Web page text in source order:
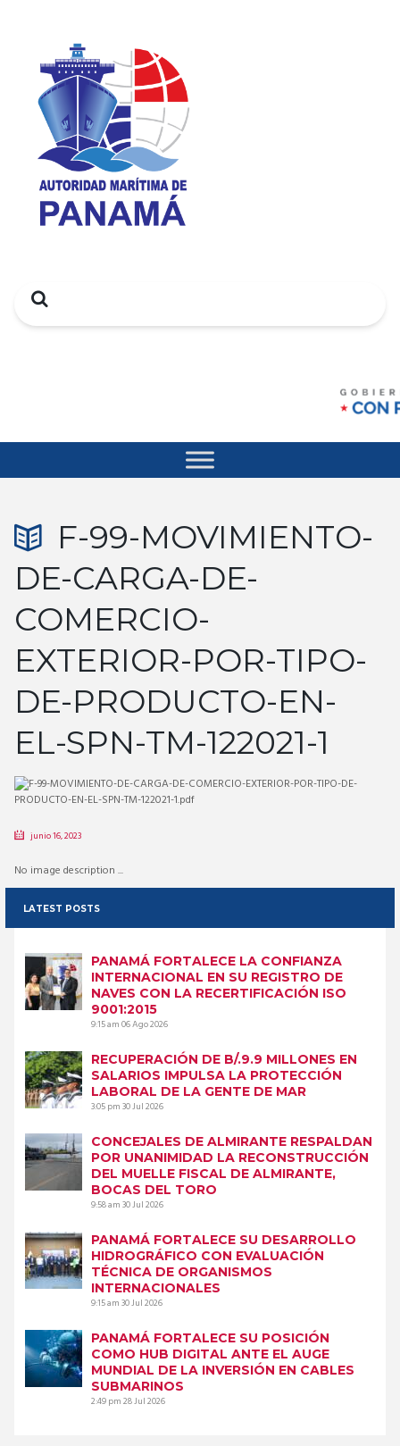
Search
F-99-MOVIMIENTO-
DE-CARGA-DE-
COMERCIO-
EXTERIOR-POR-TIPO-
DE-PRODUCTO-EN-
EL-SPN-TM-122021-1
junio 16, 2023
No image description ...
LATEST POSTS
PANAMÁ FORTALECE LA CONFIANZA
INTERNACIONAL EN SU REGISTRO DE
NAVES CON LA RECERTIFICACIÓN ISO
9001:2015
9:15 am06 Ago 2026
RECUPERACIÓN DE B/.9.9 MILLONES EN
SALARIOS IMPULSA LA PROTECCIÓN
LABORAL DE LA GENTE DE MAR
3:05 pm30 Jul 2026
CONCEJALES DE ALMIRANTE RESPALDAN
POR UNANIMIDAD LA RECONSTRUCCIÓN
DEL MUELLE FISCAL DE ALMIRANTE,
BOCAS DEL TORO
9:58 am30 Jul 2026
PANAMÁ FORTALECE SU DESARROLLO
HIDROGRÁFICO CON EVALUACIÓN
TÉCNICA DE ORGANISMOS
INTERNACIONALES
9:15 am30 Jul 2026
PANAMÁ FORTALECE SU POSICIÓN
COMO HUB DIGITAL ANTE EL AUGE
MUNDIAL DE LA INVERSIÓN EN CABLES
SUBMARINOS
2:49 pm28 Jul 2026